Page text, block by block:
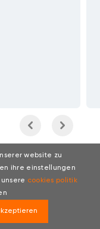
website zu
ihre einstellungen
cookies politik